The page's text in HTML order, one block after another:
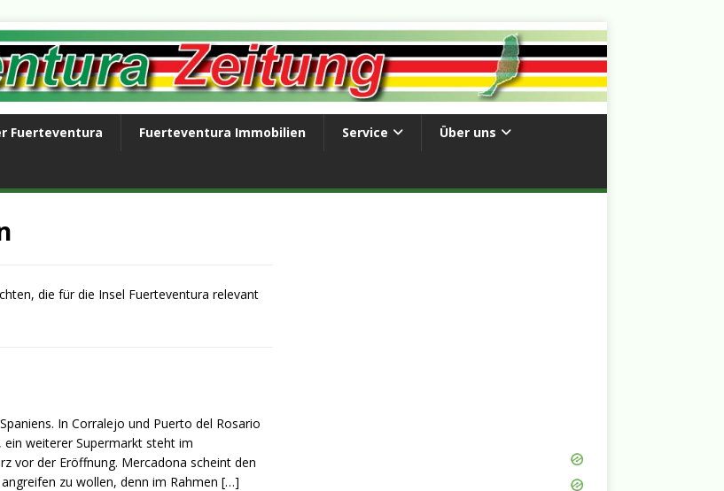
Fuerteventura Fuerteventura Immobilien Service Über uns
die für die Insel Fuerteventura relevant
In Corralejo und Puerto del Rosario
weiterer Supermarkt steht im
vor der Eröffnung. Mercadona scheint den
zu wollen, denn im Rahmen […]